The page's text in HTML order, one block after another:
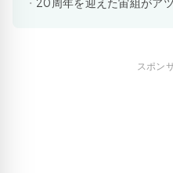
20周年を迎えた宙組がアツ
スポン